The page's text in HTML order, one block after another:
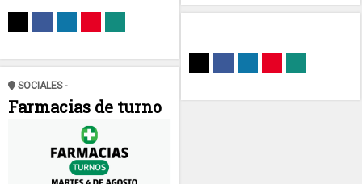
SOCIALES -
Farmacias de turno